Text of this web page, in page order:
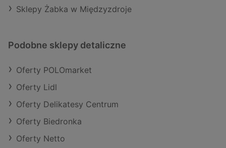
Sklepy Żabka w Międzyzdroje
Podobne sklepy detaliczne
Oferty POLOmarket
Oferty Lidl
Oferty Delikatesy Centrum
Oferty Biedronka
Oferty Netto